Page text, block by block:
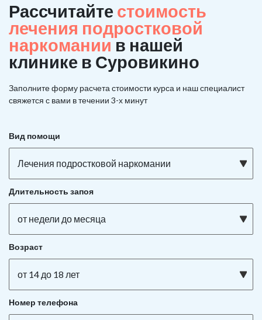
Рассчитайте стоимость
лечения подростковой
наркоманиив нашей
клинике в Суровикино
Заполните форму расчета стоимости курса и наш специалист
свяжется с вами в течении 3-х минут
Вид помощи
Лечения подростковой наркомании
Длительность запоя
от недели до месяца
Возраст
от 14 до 18 лет
Номер телефона